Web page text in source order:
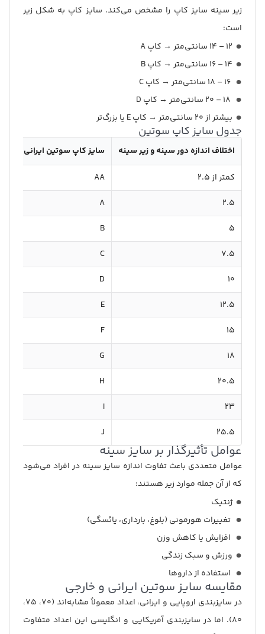
زیر سینه سایز کاپ را مشخص می‌کند. سایز کاپ به شکل زیر
است:
۱۲ – ۱۴ سانتی‌متر → کاپ A
۱۴ – ۱۶ سانتی‌متر → کاپ B
بیشتر از ۲۰ سانتی‌متر → کاپ E یا بزرگ‌تر
جدول سایز کاپ سوتین
اختلاف اندازه دور سینه و زیر سینه سایز کاپ سوتین ایرانی
کمتر از ۲.۵
AA
۲.۵
A
۵
B
۷.۵
C
۱۰
D
۱۲.۵
E
۱۵
F
۱۸
G
۲۰.۵
H
۲۳
I
۲۵.۵
J
عوامل تأثیرگذار بر سایز سینه
عوامل متعددی باعث تفاوت اندازه سایز سینه در افراد می‌شود
که از آن جمله موارد زیر هستند:
ژنتیک
تغییرات هورمونی (بلوغ، بارداری، یائسگی)
افزایش یا کاهش وزن
ورزش و سبک زندگی
استفاده از داروها
مقایسه سایز سوتین ایرانی و خارجی
در سایزبندی اروپایی و ایرانی، اعداد معمولاً مشابه‌اند (۷۰، ۷۵،
۸۰). اما در سایزبندی آمریکایی و انگلیسی این اعداد متفاوت